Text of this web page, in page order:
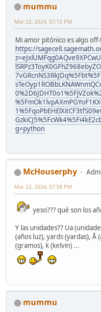
mummu
Mar 22, 2024, 07:12 PM
Mi amor pitónico es algo
https://
g=python
McHouserphy
Mar 22, 2024, 07:58 PM
yeso??? qué son los
Y las unidades?? Ua
(años luz), yards (yardas), Å
(gramos), k (kelvin) ...
mummu